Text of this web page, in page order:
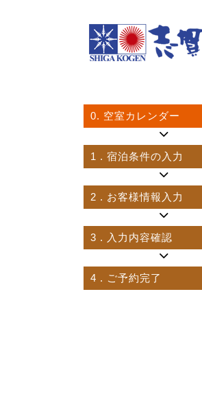
0. 空室カレンダー
1 . 宿泊条件の入力
2 . お客様情報入力
3 . 入力内容確認
4 . ご予約完了